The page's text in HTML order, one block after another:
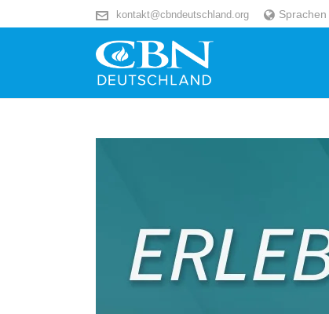
kontakt@cbndeutschland.org Sprachen